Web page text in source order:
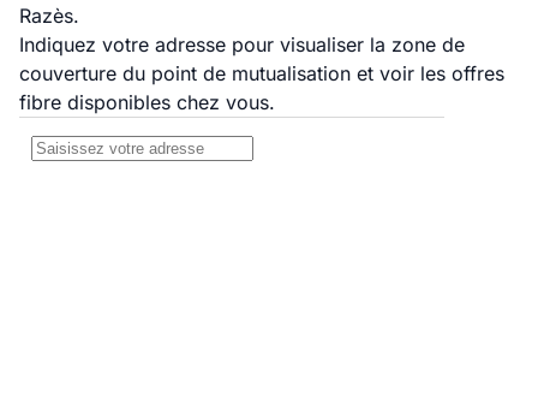
Razès.
Indiquez votre adresse pour visualiser la zone de
couverture du point de mutualisation et voir les offres
fibre disponibles chez vous.